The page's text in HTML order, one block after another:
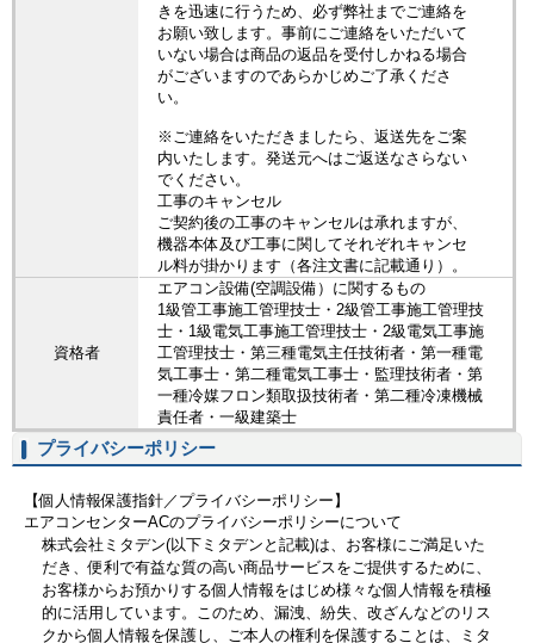
きを迅速に行うため、必ず弊社までご連絡を
お願い致します。事前にご連絡をいただいて
いない場合は商品の返品を受付しかねる場合
がございますのであらかじめご了承くださ
い。
※ご連絡をいただきましたら、返送先をご案
内いたします。発送元へはご返送なさらない
でください。
工事のキャンセル
ご契約後の工事のキャンセルは承れますが、
機器本体及び工事に関してそれぞれキャンセ
ル料が掛かります（各注文書に記載通り）。
資格者
エアコン設備(空調設備）に関するもの
1級管工事施工管理技士・2級管工事施工管理技
士・1級電気工事施工管理技士・2級電気工事施
工管理技士・第三種電気主任技術者・第一種電
気工事士・第二種電気工事士・監理技術者・第
一種冷媒フロン類取扱技術者・第二種冷凍機械
責任者・一級建築士
プライバシーポリシー